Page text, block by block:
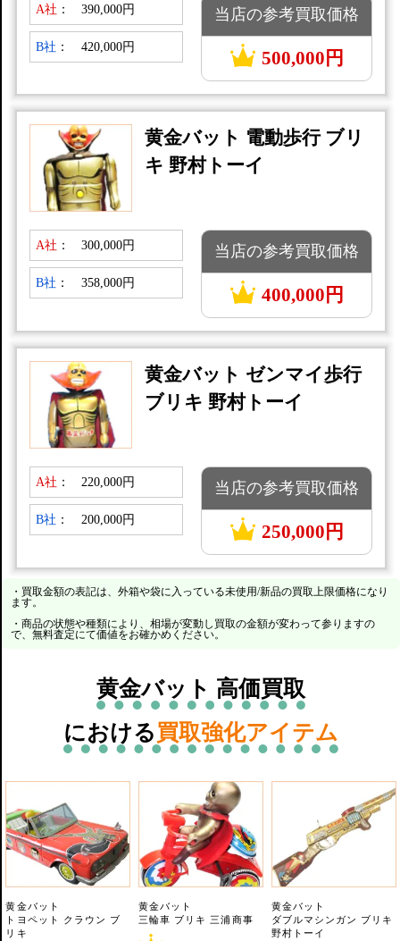
A社 ： 390,000円
B社 ： 420,000円
当店の参考買取価格
500,000円
黄金バット 電動歩行 ブリ
キ 野村トーイ
A社 ： 300,000円
B社 ： 358,000円
当店の参考買取価格
400,000円
黄金バット ゼンマイ歩行
ブリキ 野村トーイ
A社 ： 220,000円
B社 ： 200,000円
当店の参考買取価格
250,000円
・買取金額の表記は、外箱や袋に入っている未使用/新品の買取上限価格になり
ます。
・商品の状態や種類により、相場が変動し買取の金額が変わって参りますの
で、無料査定にて価値をお確かめください。
黄金バット 高価買取
における買取強化アイテム
黄金バット
トヨペット クラウン ブ
リキ
黄金バット
三輪車 ブリキ 三浦商事
黄金バット
ダブルマシンガン ブリキ
野村トーイ